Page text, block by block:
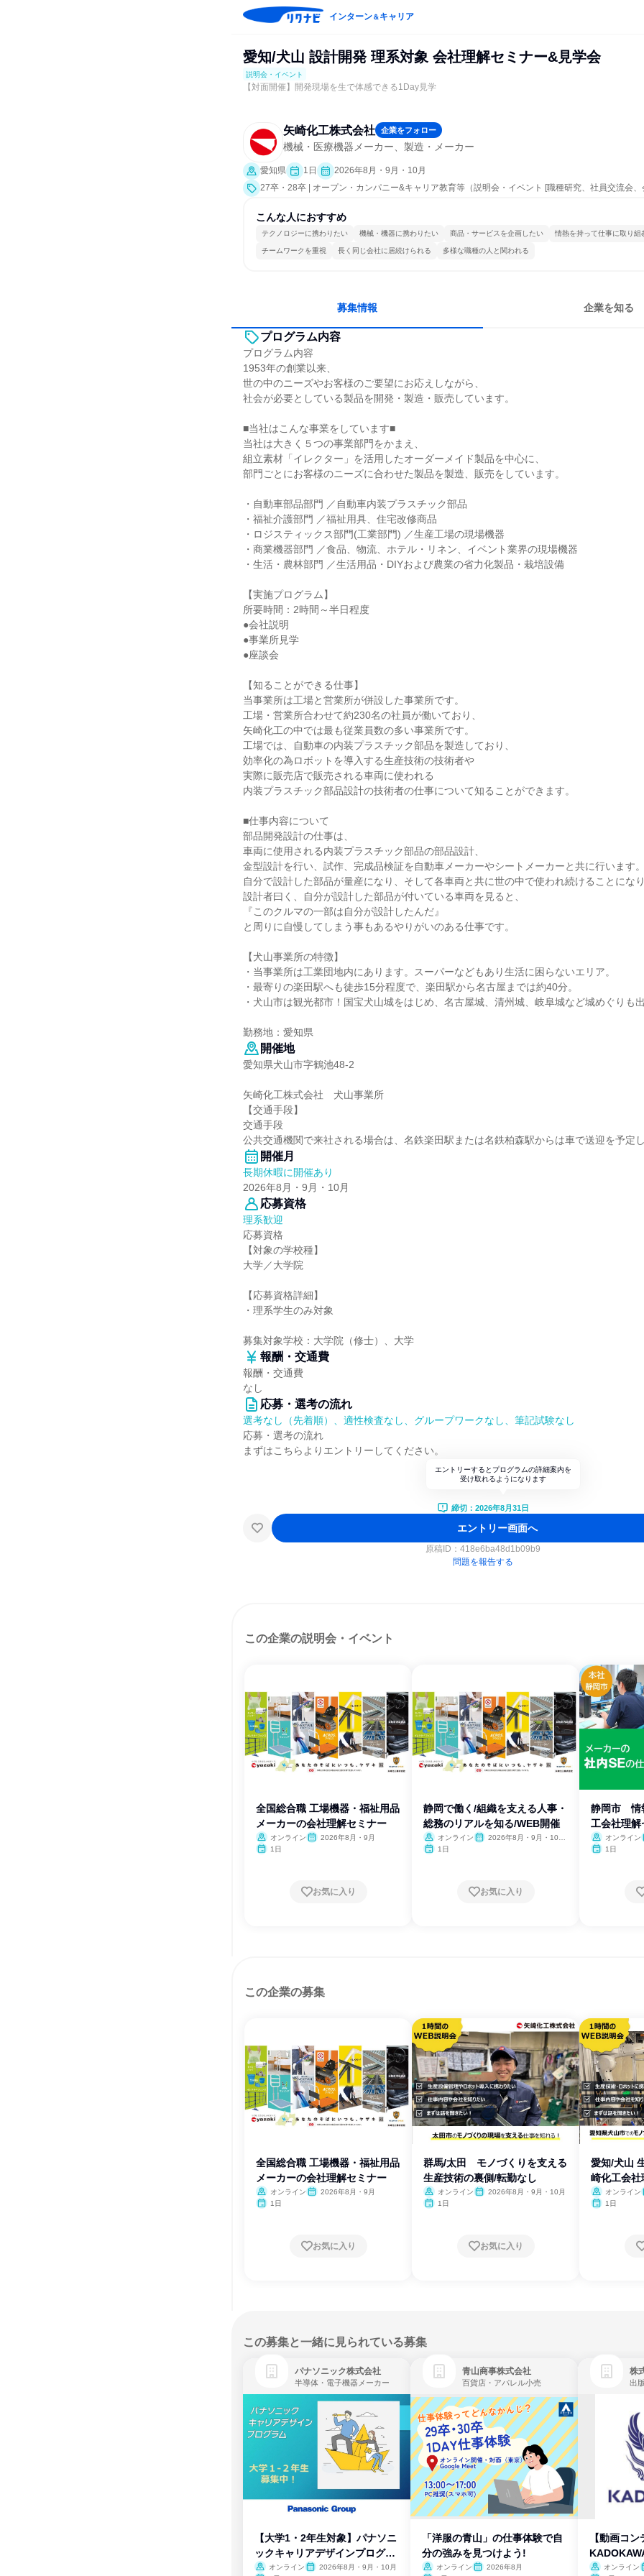
インターン＆キャリア
愛知/犬山 設計開発 理系対象 会社理解セミナー&見学会
説明会・イベント
【対面開催】開発現場を生で体感できる1Day見学
矢崎化工株式会社 企業をフォロー
機械・医療機器メーカー、製造・メーカー
愛知県 1日
2026年8月・9月・10月
27卒・28卒 | オープン・カンパニー&キャリア教育等（説明会・イベント [職種研究、社員交流会
こんな人におすすめ
テクノロジーに携わりたい 機械・機器に携わりたい 商品・サービスを企画したい 情熱を持って仕事に取り組
チームワークを重視 長く同じ会社に居続けられる 多様な職種の人と関われる
募集情報 企業を知る
プログラム内容
プログラム内容
1953年の創業以来、
世の中のニーズやお客様のご要望にお応えしながら、
社会が必要としている製品を開発・製造・販売しています。
■当社はこんな事業をしています■
当社は大きく５つの事業部門をかまえ、
組立素材「イレクター」を活用したオーダーメイド製品を中心に、
部門ごとにお客様のニーズに合わせた製品を製造、販売をしています。
・自動車部品部門 ／自動車内装プラスチック部品
・福祉介護部門 ／福祉用具、住宅改修商品
・ロジスティックス部門(工業部門) ／生産工場の現場機器
・商業機器部門 ／食品、物流、ホテル・リネン、イベント業界の現場機器
・生活・農林部門 ／生活用品・DIYおよび農業の省力化製品・栽培設備
【実施プログラム】
所要時間：2時間～半日程度
●会社説明
●事業所見学
●座談会
【知ることができる仕事】
当事業所は工場と営業所が併設した事業所です。
工場・営業所合わせて約230名の社員が働いており、
矢崎化工の中では最も従業員数の多い事業所です。
工場では、自動車の内装プラスチック部品を製造しており、
効率化の為ロボットを導入する生産技術の技術者や
実際に販売店で販売される車両に使われる
内装プラスチック部品設計の技術者の仕事について知ることができます。
■仕事内容について
部品開発設計の仕事は、
車両に使用される内装プラスチック部品の部品設計、
金型設計を行い、試作、完成品検証を自動車メーカーやシートメーカーと共に行います。
自分で設計した部品が量産になり、そして各車両と共に世の中で使われ続けることになり
設計者曰く、自分が設計した部品が付いている車両を見ると、
『このクルマの一部は自分が設計したんだ』
と周りに自慢してしまう事もあるやりがいのある仕事です。
【犬山事業所の特徴】
・当事業所は工業団地内にあります。スーパーなどもあり生活に困らないエリア。
・最寄りの楽田駅へも徒歩15分程度で、楽田駅から名古屋までは約40分。
・犬山市は観光都市！国宝犬山城をはじめ、名古屋城、清州城、岐阜城など城めぐりも出
勤務地：愛知県
開催地
愛知県犬山市字鶴池48-2
矢崎化工株式会社 犬山事業所
【交通手段】
交通手段
公共交通機関で来社される場合は、名鉄楽田駅または名鉄柏森駅からは車で送迎を予定し
開催月
長期休暇に開催あり
2026年8月・9月・10月
応募資格
理系歓迎
応募資格
【対象の学校種】
大学／大学院
【応募資格詳細】
・理系学生のみ対象
募集対象学校：大学院（修士）、大学
報酬・交通費
報酬・交通費
なし
応募・選考の流れ
選考なし（先着順）、適性検査なし、グループワークなし、筆記試験なし
応募・選考の流れ
まずはこちらよりエントリーしてください。
エントリーするとプログラムの詳細案内を
受け取れるようになります
締切：2026年8月31日
エントリー画面へ
原稿ID： 418e6ba48d1b09b9
問題を報告する
この企業の説明会・イベント
全国総合職 工場機器・福祉用品
メーカーの会社理解セミナー
オンライン
2026年8月・9月
1日
お気に入り
静岡で働く/組織を支える人事・
総務のリアルを知る/WEB開催
オンライン
2026年8月・9月・10
1日
お気に入り
静岡市 情
工会社理解
オンライン
1日
この企業の募集
全国総合職 工場機器・福祉用品
メーカーの会社理解セミナー
オンライン
2026年8月・9月
1日
お気に入り
群馬/太田 モノづくりを支える
生産技術の裏側/転勤なし
オンライン
2026年8月・9月・10月
1日
お気に入り
愛知/犬山
崎化工会社
オンライン
1日
この募集と一緒に見られている募集
パナソニック株式会社
半導体・電子機器メーカー
【大学1・2年生対象】パナソニ
ックキャリアデザインプログラ
ム
オンライン
2026年8月・9月・10月
青山商事株式会社
百貨店・アパレル小売
「洋服の青山」の仕事体験で自
分の強みを見つけよう!
オンライン
2026年8月
株
出
【動画コン
オンライン